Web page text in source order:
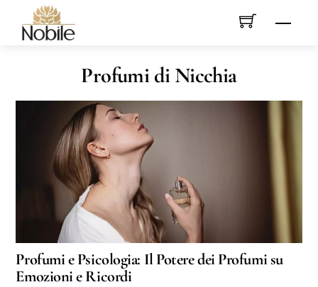
Profumi di Nicchia
Profumi e Psicologia: Il Potere dei Profumi su
Emozioni e Ricordi